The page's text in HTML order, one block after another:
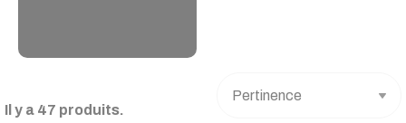
Il y a 47 produits.